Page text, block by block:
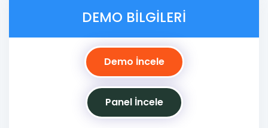
DEMO BILGILERI
Demo İncele
Panel İncele